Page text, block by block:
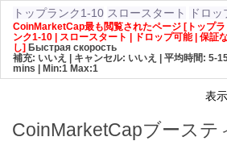
トップランク1-10 スロースタート ドロ
CoinMarketCap最も閲覧されたページ [トップラ
ンク1-10 | スロースタート | ドロップ可能 | 保証
し] Быстрая скорость
補充: いいえ | キャンセル: いいえ | 平均時間: 5-
mins
| Min:1 Max:1
表
CoinMarketCapブーステ